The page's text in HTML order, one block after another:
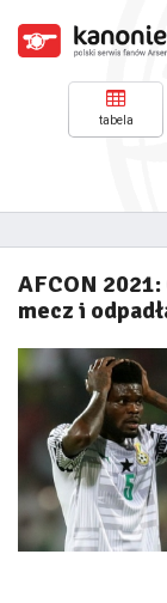
tabela
AFCON
mecz i